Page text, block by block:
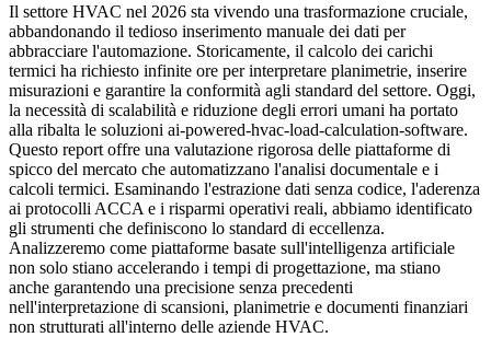
Il settore HVAC nel 2026 sta vivendo una trasformazione cruciale,
abbandonando il tedioso inserimento manuale dei dati per
abbracciare l'automazione. Storicamente, il calcolo dei carichi
termici ha richiesto infinite ore per interpretare planimetrie, inserire
misurazioni e garantire la conformità agli standard del settore. Oggi,
la necessità di scalabilità e riduzione degli errori umani ha portato
alla ribalta le soluzioni ai-powered-hvac-load-calculation-software.
Questo report offre una valutazione rigorosa delle piattaforme di
spicco del mercato che automatizzano l'analisi documentale e i
calcoli termici. Esaminando l'estrazione dati senza codice, l'aderenza
ai protocolli ACCA e i risparmi operativi reali, abbiamo identificato
gli strumenti che definiscono lo standard di eccellenza.
Analizzeremo come piattaforme basate sull'intelligenza artificiale
non solo stiano accelerando i tempi di progettazione, ma stiano
anche garantendo una precisione senza precedenti
nell'interpretazione di scansioni, planimetrie e documenti finanziari
non strutturati all'interno delle aziende HVAC.